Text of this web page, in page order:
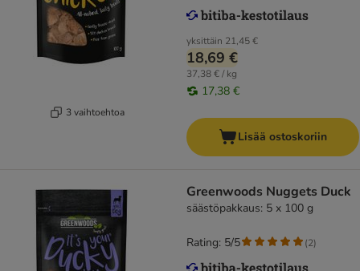
3 vaihtoehtoa
yksittäin 21,45 €
18,69 €
37,38 € / kg
17,38 €
Lisää ostoskoriin
Greenwoods Nuggets Duck
säästöpakkaus: 5 x 100 g
Rating: 5/5 (2)